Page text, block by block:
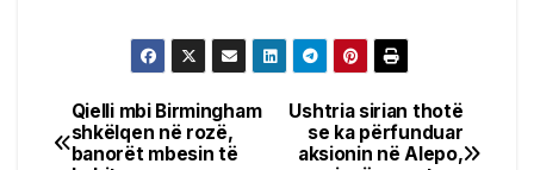
Post
Ushtria sirian thotë
se ka përfunduar
aksionin në Alepo,
Qielli mbi Birmingham
shkëlqen në rozë,
banorët mbesin të